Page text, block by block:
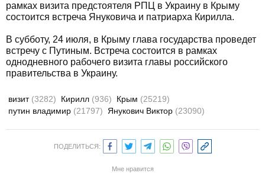
рамках визита предстоятеля РПЦ в Украину в Крыму
состоится встреча Януковича и патриарха Кирилла.
В субботу, 24 июля, в Крыму глава государства проведет
встречу с Путиным. Встреча состоится в рамках
однодневного рабочего визита главы российского
правительства в Украину.
визит (3282) Кирилл (936) Крым (25219)
путин владимир (21797) Янукович Виктор (23090)
ПОДЕЛИТЬСЯ:
Мне нравится